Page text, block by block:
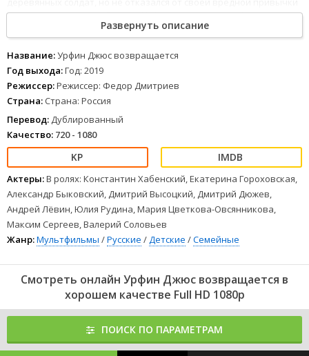
- портить всем жизнь. В руках Урфина теперь волшебная книга
колдуньи Гингемы, которая исполняет любое желание ее
хозяина, а значит, Страшила Мудрый, Храбрый Лев и Железный
Дровосек в опасности. Элли, Тотошка и их новый приятель Тим
решают помочь жителям Волшебной страны. Тем более, Тиму
нравится Элли, а что не сделаешь ради любви? Например,
глупость. Но ошибки совершает каждый, а вот исправлять их
умеют немногие.
1
7
Развернуть описание
Название:Урфин Джюс возвращается
Год выхода:Год: 2019
Режиссер:Режиссер: Федор Дмитриев
Страна: Страна: Россия
Перевод: Дублированный
Качество: 720 - 1080
Актеры:В ролях: Константин Хабенский, Екатерина Гороховская,
Александр Быковский, Дмитрий Высоцкий, Дмитрий Дюжев,
Андрей Лёвин, Юлия Рудина, Мария Цветкова-Овсянникова,
Максим Сергеев, Валерий Соловьев
Жанр:Мультфильмы /Русские /Детские /Семейные
Смотреть онлайн Урфин Джюс возвращается в
хорошем качестве Full HD 1080p
ПОИСК ПО ПАРАМЕТРАМ